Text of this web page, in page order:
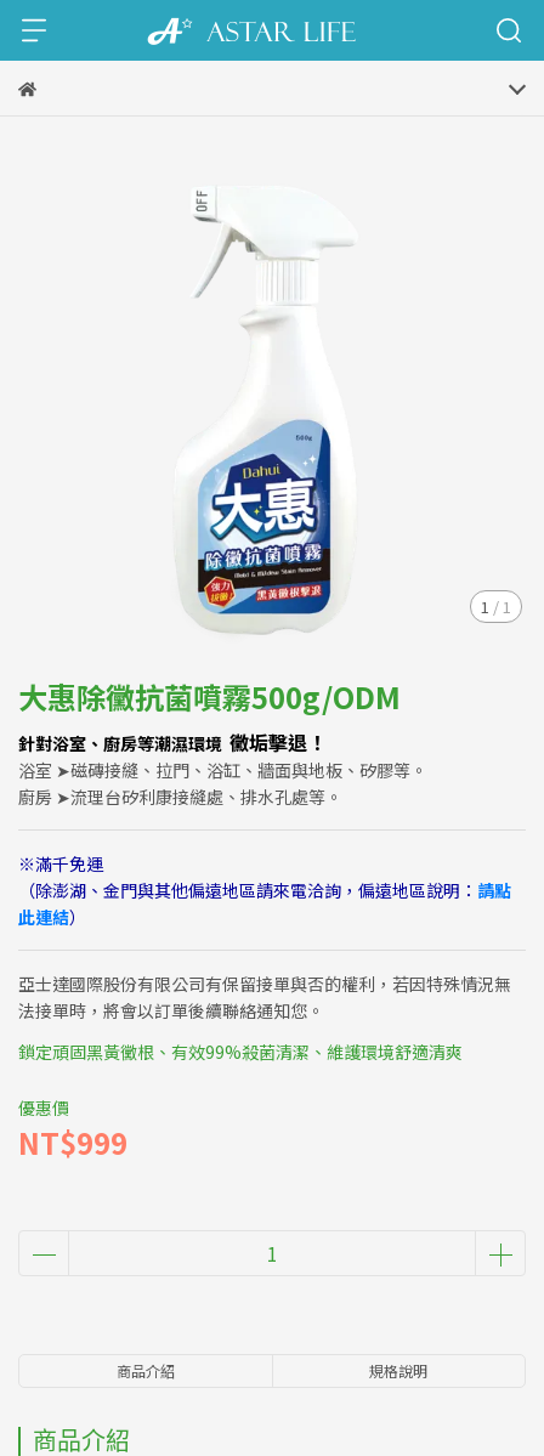
1 / 1
大惠除黴抗菌噴霧500g/ODM
針對浴室、廚房等潮濕環境 黴垢擊退！
浴室 ➤磁磚接縫、拉門、浴缸、牆面與地板、矽膠等。
廚房 ➤流理台矽利康接縫處、排水孔處等。
※滿千免運
（除澎湖、金門與其他偏遠地區請來電洽詢，偏遠地區說明： 請點
此連結）
亞士達國際股份有限公司有保留接單與否的權利，若因特殊情況無
法接單時，將會以訂單後續聯絡通知您。
鎖定頑固黑黃黴根、有效99%殺菌清潔、維護環境舒適清爽
優惠價
NT$999
商品介紹 規格說明
商品介紹